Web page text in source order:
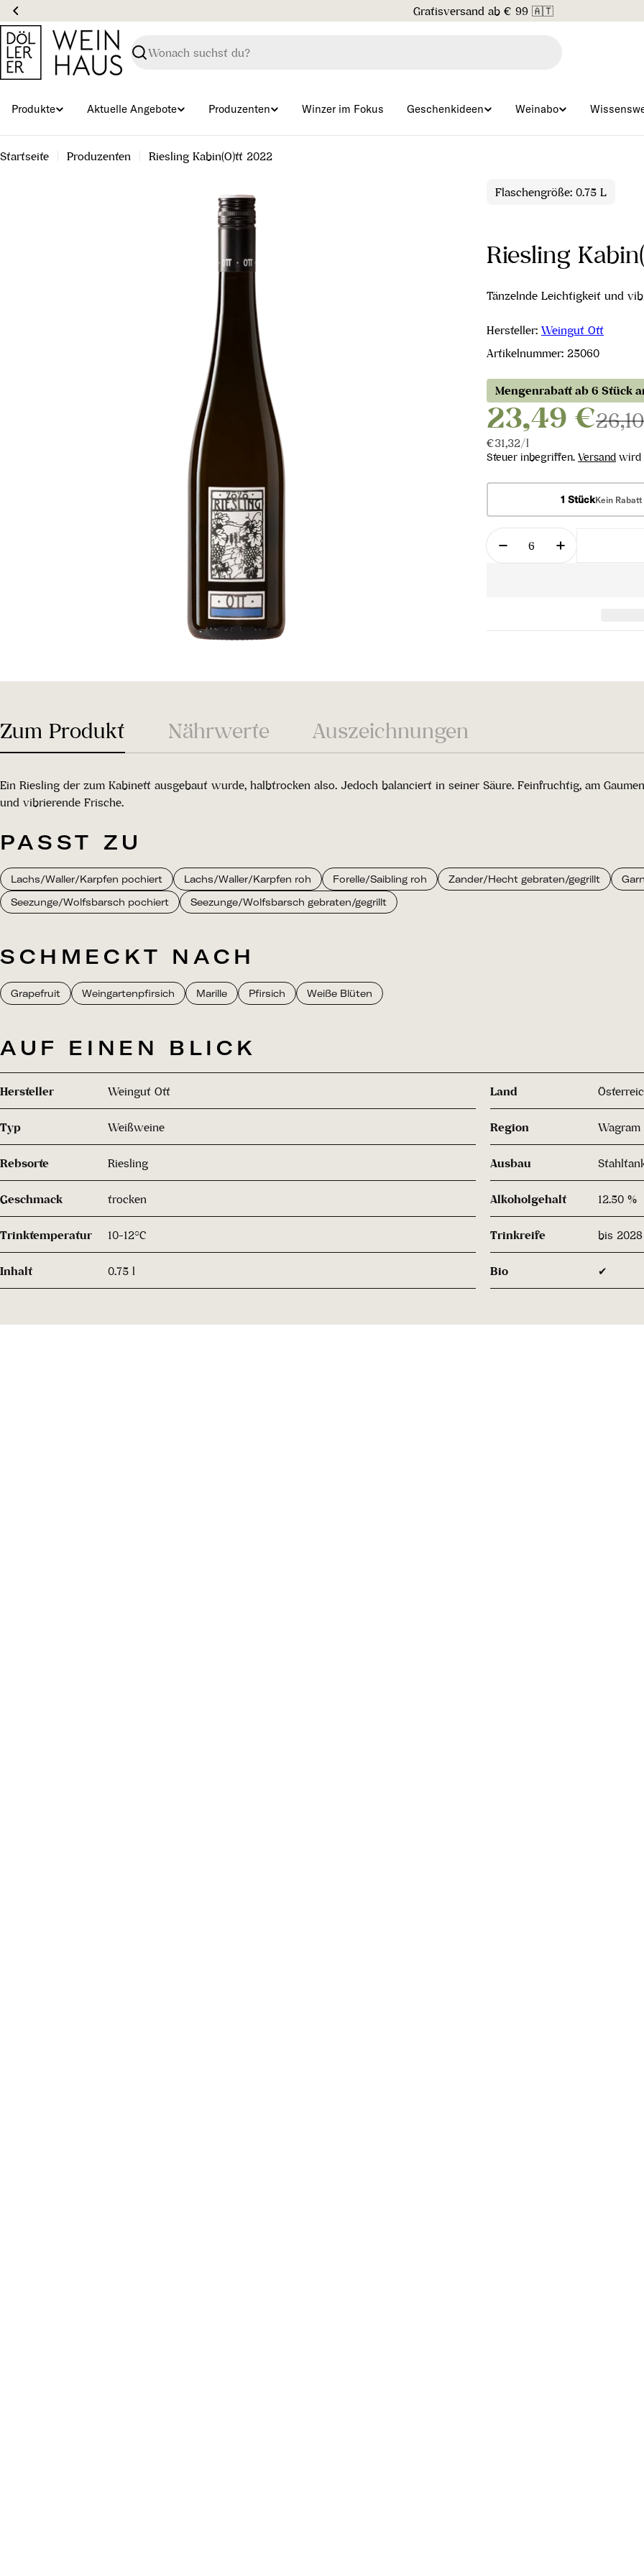
Zum
Inhalt
springen
Gratisversand ab € 99 🇦🇹
Suchen
Produkte Aktuelle Angebote Produzenten Winzer im Fokus Geschenkideen Weinabo
Startseite Produzenten Riesling Kabin(O)tt 2022
Flaschengröße: 0.75 L
Riesling
Tänzelnde Leichtigkeit und
Hersteller: Weingut Ott
Artikelnummer: 25060
Mengenrabatt ab 6 Stück
23,49 €
Stückpreis
€31,32/pro
l
Steuer inbegriffen. Versand wird
1 StückKein Rabatt
Menge
Menge für Riesling
Menge für
Zum Produkt Nährwerte Auszeichnungen
Ein Riesling der zum Kabinett ausgebaut wurde, halbtrocken also. Jedoch balanciert in seiner Säure. Feinfruchtig, am
und vibrierende Frische.
PASST ZU
Lachs/Waller/Karpfen pochiert Lachs/Waller/Karpfen roh Forelle/Saibling roh Zander/Hecht gebraten/gegrillt
Seezunge/Wolfsbarsch pochiert
Seezunge/Wolfsbarsch gebraten/gegrillt
SCHMECKT NACH
Grapefruit Weingartenpfirsich Marille Pfirsich Weiße Blüten
AUF EINEN BLICK
Hersteller Weingut Ott Land
Typ Weißweine Region Wagram
Rebsorte Riesling Ausbau
Geschmack trocken Alkoholgehalt 12.50 %
Trinktemperatur 10-12°C Trinkreife bis 2028
Inhalt 0.75 l Bio ✔